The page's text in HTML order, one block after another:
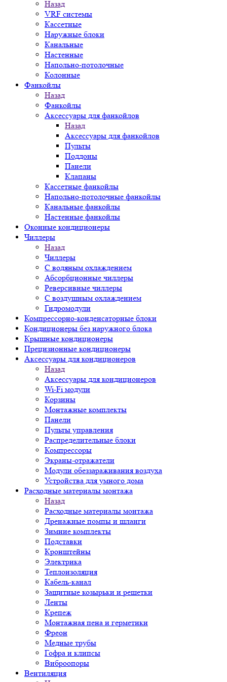
Назад
VRF системы
Кассетные
Наружные блоки
Канальные
Настенные
Напольно-потолочные
Колонные
Фанкойлы
Назад
Фанкойлы
Аксессуары для фанкойлов
Назад
Аксессуары для фанкойлов
Пульты
Поддоны
Панели
Клапаны
Кассетные фанкойлы
Напольно-потолочные фанкойлы
Канальные фанкойлы
Настенные фанкойлы
Оконные кондиционеры
Чиллеры
Назад
Чиллеры
С водяным охлаждением
Абсорбционные чиллеры
Реверсивные чиллеры
С воздушным охлаждением
Гидромодули
Компрессорно-конденсаторные блоки
Кондиционеры без наружного блока
Крышные кондиционеры
Прецизионные кондиционеры
Аксессуары для кондиционеров
Назад
Аксессуары для кондиционеров
Wi-Fi модули
Корзины
Монтажные комплекты
Панели
Пульты управления
Распределительные блоки
Компрессоры
Экраны-отражатели
Модули обеззараживания воздуха
Устройства для умного дома
Расходные материалы монтажа
Назад
Расходные материалы монтажа
Дренажные помпы и шланги
Зимние комплекты
Подставки
Кронштейны
Электрика
Теплоизоляция
Кабель-канал
Защитные козырьки и решетки
Ленты
Крепеж
Монтажная пена и герметики
Фреон
Медные трубы
Гофра и клипсы
Виброопоры
Вентиляция